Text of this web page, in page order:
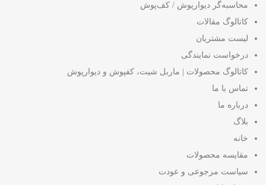
محاسبه‌گر دیوارپوش / کف‌پوش
کاتالوگ مقالات
لیست مشتریان
درخواست نمایندگی
کاتالوگ محصولات | ماربل شیت، کفپوش و دیوارپوش
تماس با ما
درباره ما
بلاگ
خانه
مقایسه محصولات
سیاست مرجوعی و عودت